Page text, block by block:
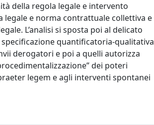
della regola legale e intervento
legale e norma contrattuale collettiva e
L’analisi si sposta poi al delicato
quantificatoria-qualitativa
derogatori e poi a quelli autorizza
dei poteri
legem e agli interventi spontanei